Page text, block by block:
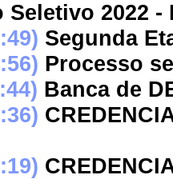
2022 -
Segunda
Processo
Banca de